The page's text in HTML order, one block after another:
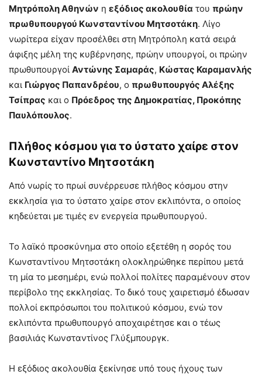
Μητρόπολη Αθηνών η εξόδιος ακολουθία του πρώην
πρωθυπουργού Κωνσταντίνου Μητσοτάκη. Λίγο
νωρίτερα είχαν προσέλθει στη Μητρόπολη κατά σειρά
άφιξης μέλη της κυβέρνησης, πρώην υπουργοί, οι πρώην
πρωθυπουργοί Αντώνης Σαμαράς, Κώστας Καραμανλής
και Γιώργος Παπανδρέου, ο πρωθυπουργός Αλέξης
Τσίπρας και ο Πρόεδρος της Δημοκρατίας, Προκόπης
Παυλόπουλος.
Πλήθος κόσμου για το ύστατο χαίρε στον
Κωνσταντίνο Μητσοτάκη
Από νωρίς το πρωί συνέρρευσε πλήθος κόσμου στην
εκκλησία για το ύστατο χαίρε στον εκλιπόντα, ο οποίος
κηδεύεται με τιμές εν ενεργεία πρωθυπουργού.
Το λαϊκό προσκύνημα στο οποίο εξετέθη η σορός του
Κωνσταντίνου Μητσοτάκη ολοκληρώθηκε περίπου μετά
τη μία το μεσημέρι, ενώ πολλοί πολίτες παραμένουν στον
περίβολο της εκκλησίας. Το δικό τους χαιρετισμό έδωσαν
πολλοί εκπρόσωποι του πολιτικού κόσμου, ενώ τον
εκλιπόντα πρωθυπουργό αποχαιρέτησε και ο τέως
βασιλιάς Κωνσταντίνος Γλύξμπουργκ.
Η εξόδιος ακολουθία ξεκίνησε υπό τους ήχους των